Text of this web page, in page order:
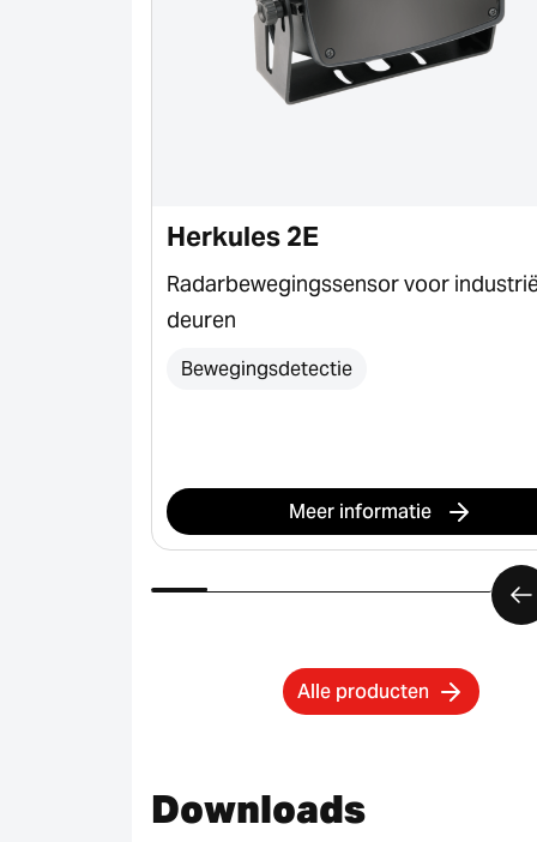
Herkules 2E
Radarbewegingssensor voor
deuren
Bewegingsdetectie
Meer informatie
Alle producten
Downloads